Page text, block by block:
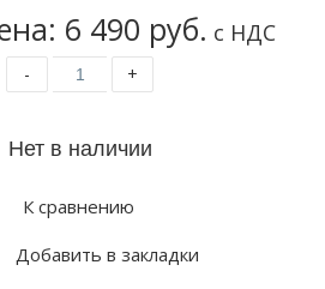
6 490 руб. с НДС
- +
К сравнению
Добавить в закладки